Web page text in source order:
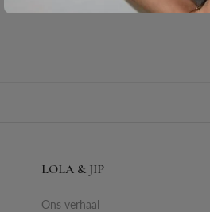
LOLA & JIP
Ons verhaal